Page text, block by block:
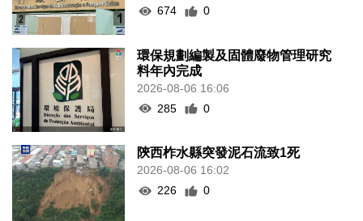
674
0
環保規劃編製及固體廢物管理研究
料年內完成
2026-08-06 16:06
285
0
陝西柞水縣突發泥石流致1死
2026-08-06 16:02
226
0